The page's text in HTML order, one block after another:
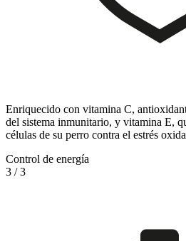
Enriquecido con vitamina C,
del sistema inmunitario, y vitamina E,
células de su perro contra el estrés
Control de energía
3 /3